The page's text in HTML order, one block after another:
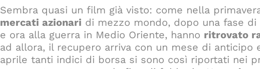
Sembra quasi un film già visto: come nella
mercati azionari di mezzo mondo, dopo una fase
e ora alla guerra in Medio Oriente, hanno ritrovato
ad allora, il recupero arriva con un mese di anticipo
aprile tanti indici di borsa si sono così riportati nei